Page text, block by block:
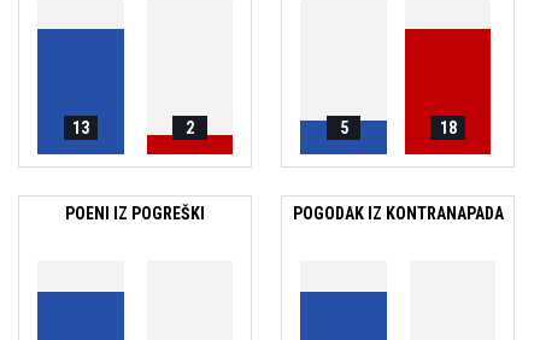
13 2 5 18
POENI IZ POGREŠKI POGODAK IZ KONTRANAPADA